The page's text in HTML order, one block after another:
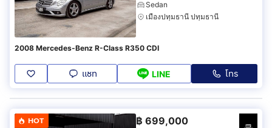
Sedan
เมืองปทุมธานี ปทุมธานี
2008 Mercedes-Benz R-Class R350 CDI
แชท LINE โทร
HOT ฿ 699,000